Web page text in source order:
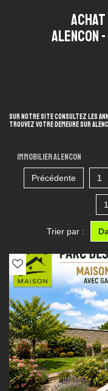
ALENCON
Sur notre site consultez les
Trouvez votre Demeure sur
Immobilier Alencon
Précédente 1
Trier par :